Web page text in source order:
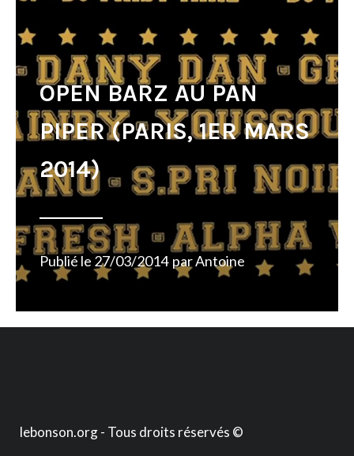
OPEN BARZ AU PAN
PIPER (PARIS, 1ER MARS
2014)
Publié le 27/03/2014 parAntoine
lebonson.org - Tous droits réservés ©